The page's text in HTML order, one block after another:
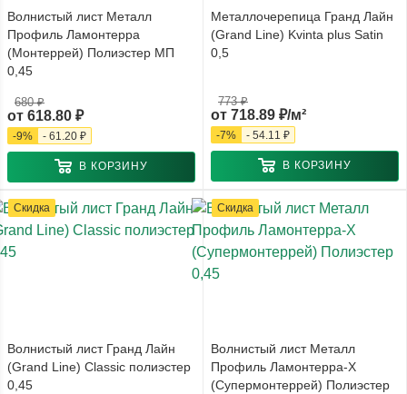
Волнистый лист Металл
Профиль Ламонтерра
(Монтеррей) Полиэстер МП
0,45
от 618.80 ₽
680 ₽
-9% - 61.20 ₽
В КОРЗИНУ
Металлочерепица Гранд Лайн
(Grand Line) Kvinta plus Satin
0,5
от 718.89 ₽/м²
773 ₽
-7% - 54.11 ₽
В КОРЗИНУ
Скидка
Волнистый лист Гранд Лайн
(Grand Line) Classic полиэстер
0,45
Скидка
Волнистый лист Металл
Профиль Ламонтерра-X
(Супермонтеррей) Полиэстер